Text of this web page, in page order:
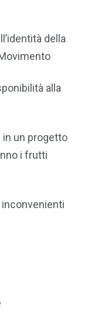
della
alla
un progetto
i frutti